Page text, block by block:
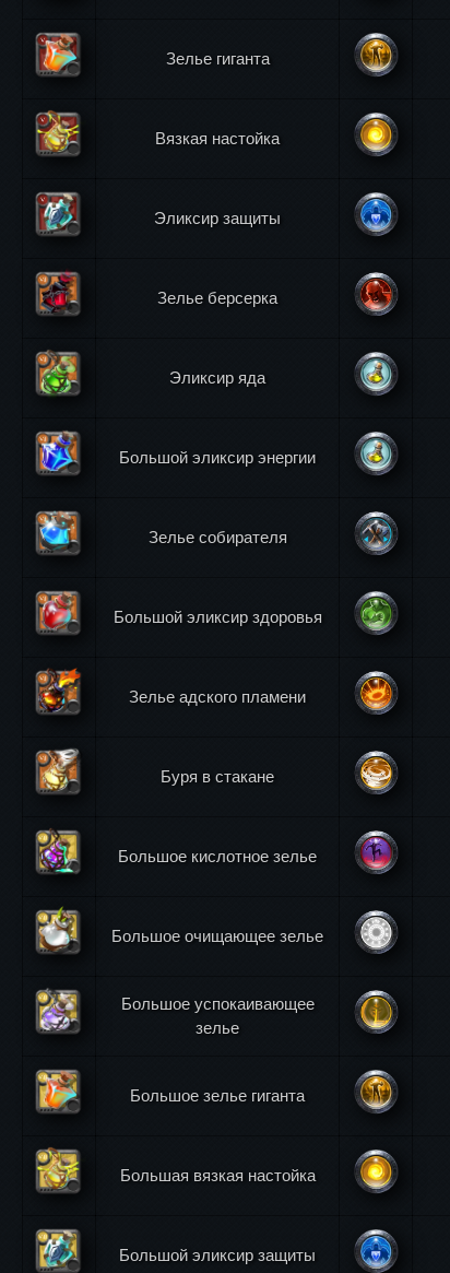
Зелье гиганта
Вязкая настойка
Эликсир защиты
Зелье берсерка
Эликсир яда
Большой эликсир энергии
Зелье собирателя
Большой эликсир здоровья
Зелье адского пламени
Буря в стакане
Большое кислотное зелье
Большое очищающее зелье
Большое успокаивающее
зелье
Большое зелье гиганта
Большая вязкая настойка
Большой эликсир защиты